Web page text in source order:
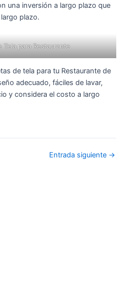
una inversión a largo plazo que
plazo.
Tela para Restaurante
de tela para tu Restaurante de
adecuado, fáciles de lavar,
y considera el costo a largo
Entrada siguiente →